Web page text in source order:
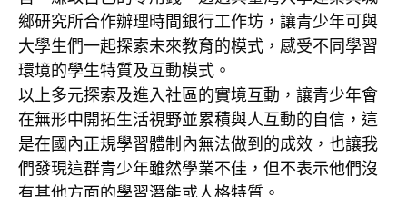
鄉研究所合作辦理時間銀行工作坊，讓青少年可與
大學生們一起探索未來教育的模式，感受不同學習
環境的學生特質及互動模式。
以上多元探索及進入社區的實境互動，讓青少年會
在無形中開拓生活視野並累積與人互動的自信，這
是在國內正規學習體制內無法做到的成效，也讓我
們發現這群青少年雖然學業不佳，但不表示他們沒